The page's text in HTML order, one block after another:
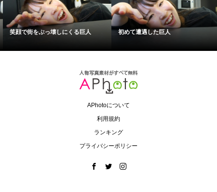
笑顔で街をぶっ壊しにくる巨人 初めて遭遇した巨人
APhotoについて
利用規約
ランキング
プライバシーポリシー